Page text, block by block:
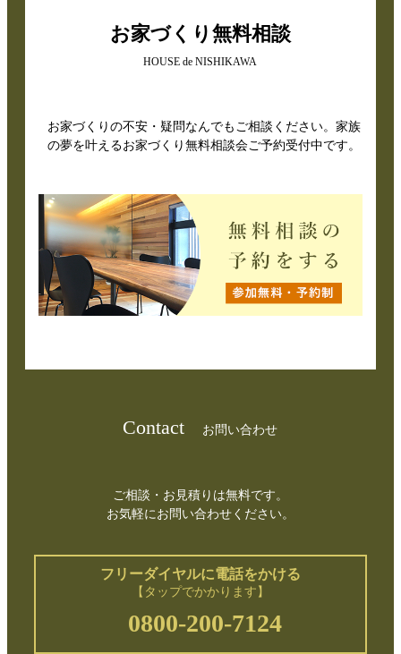
お家づくり無料相談
HOUSE de NISHIKAWA
お家づくりの不安・疑問なんでもご相談ください。家族
の夢を叶えるお家づくり無料相談会ご予約受付中です。
Contact お問い合わせ
ご相談・お見積りは無料です。
お気軽にお問い合わせください。
フリーダイヤルに電話をかける
【タップでかかります】
0800-200-7124